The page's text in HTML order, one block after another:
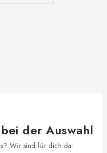
der Auswahl
Wir sind für dich da!